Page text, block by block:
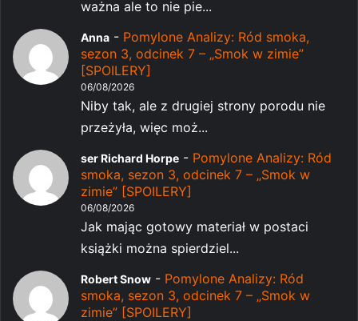
ważna ale to nie pie...
Anna - Pomylone Analizy: Ród smoka,
sezon 3, odcinek 7 – „Smok w zimie”
[SPOILERY]
06/08/2026
Niby tak, ale z drugiej strony porodu nie
przeżyła, więc moż...
ser Richard Horpe - Pomylone Analizy: Ród
smoka, sezon 3, odcinek 7 – „Smok w
zimie” [SPOILERY]
06/08/2026
Jak mając gotowy materiał w postaci
książki można spierdziel...
Robert Snow - Pomylone Analizy: Ród
smoka, sezon 3, odcinek 7 – „Smok w
zimie” [SPOILERY]